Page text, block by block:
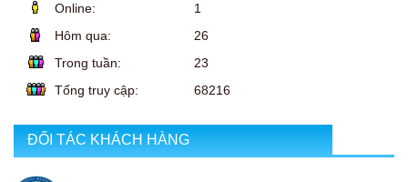
Online:
1
Hôm qua:
26
Trong tuần:
23
Tổng truy cập:
68216
ĐỐI TÁC KHÁCH HÀNG